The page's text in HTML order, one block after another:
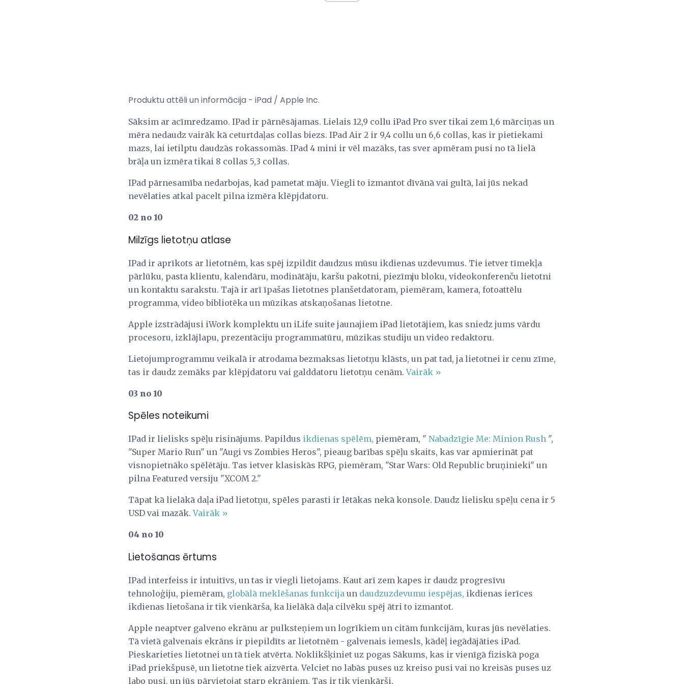
Produktu attēli un informācija - iPad / Apple Inc.
Sāksim ar acīmredzamo. IPad ir pārnēsājamas. Lielais 12,9 collu iPad Pro sver tikai zem 1,6 mārciņas un
mēra nedaudz vairāk kā ceturtdaļas collas biezs. IPad Air 2 ir 9,4 collu un 6,6 collas, kas ir pietiekami
mazs, lai ietilptu daudzās rokassomās. IPad 4 mini ir vēl mazāks, tas sver apmēram pusi no tā lielā
brāļa un izmēra tikai 8 collas 5,3 collas.
IPad pārnesamība nedarbojas, kad pametat māju. Viegli to izmantot dīvānā vai gultā, lai jūs nekad
nevēlaties atkal pacelt pilna izmēra klēpjdatoru.
02 no 10
Milzīgs lietotņu atlase
IPad ir aprīkots ar lietotnēm, kas spēj izpildīt daudzus mūsu ikdienas uzdevumus. Tie ietver tīmekļa
pārlūku, pasta klientu, kalendāru, modinātāju, karšu pakotni, piezīmju bloku, videokonferenču lietotni
un kontaktu sarakstu. Tajā ir arī īpašas lietotnes planšetdatoram, piemēram, kamera, fotoattēlu
programma, video bibliotēka un mūzikas atskaņošanas lietotne.
Apple izstrādājusi iWork komplektu un iLife suite jaunajiem iPad lietotājiem, kas sniedz jums vārdu
procesoru, izklājlapu, prezentāciju programmatūru, mūzikas studiju un video redaktoru.
Lietojumprogrammu veikalā ir atrodama bezmaksas lietotņu klāsts, un pat tad, ja lietotnei ir cenu zīme,
tas ir daudz zemāks par klēpjdatoru vai galddatoru lietotņu cenām.Vairāk »
03 no 10
Spēles noteikumi
IPad ir lielisks spēļu risinājums. Papildus ikdienas spēlēm, piemēram, " Nabadzīgie Me: Minion Rush ",
"Super Mario Run" un "Augi vs Zombies Heros", pieaug barības spēļu skaits, kas var apmierināt pat
visnopietnāko spēlētāju. Tas ietver klasiskās RPG, piemēram, "Star Wars: Old Republic bruņinieki" un
pilna Featured versiju "XCOM 2."
Tāpat kā lielākā daļa iPad lietotņu, spēles parasti ir lētākas nekā konsole. Daudz lielisku spēļu cena ir 5
USD vai mazāk.Vairāk »
04 no 10
Lietošanas ērtums
IPad interfeiss ir intuitīvs, un tas ir viegli lietojams. Kaut arī zem kapes ir daudz progresīvu
tehnoloģiju, piemēram, globālā meklēšanas funkcija un daudzuzdevumu iespējas, ikdienas ierīces
ikdienas lietošana ir tik vienkārša, ka lielākā daļa cilvēku spēj ātri to izmantot.
Apple neaptver galveno ekrānu ar pulksteņiem un logrīkiem un citām funkcijām, kuras jūs nevēlaties.
Tā vietā galvenais ekrāns ir piepildīts ar lietotnēm - galvenais iemesls, kādēļ iegādājāties iPad.
Pieskarieties lietotnei un tā tiek atvērta. Noklikšķiniet uz pogas Sākums, kas ir vienīgā fiziskā poga
iPad priekšpusē, un lietotne tiek aizvērta. Velciet no labās puses uz kreiso pusi vai no kreisās puses uz
labo pusi, un jūs pārvietojat starp ekrāniem. Tas ir tik vienkārši.